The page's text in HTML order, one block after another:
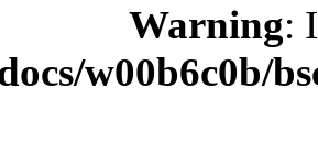
Warning:
w00b6c0b/